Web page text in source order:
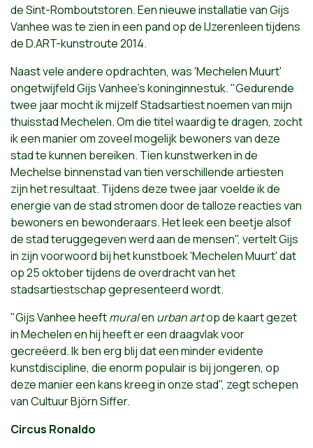
de Sint-Romboutstoren. Een nieuwe installatie van Gijs
Vanhee was te zien in een pand op de IJzerenleen tijdens
de D.ART-kunstroute 2014.
Naast vele andere opdrachten, was 'Mechelen Muurt'
ongetwijfeld Gijs Vanhee's koninginnestuk. "Gedurende
twee jaar mocht ik mijzelf Stadsartiest noemen van mijn
thuisstad Mechelen. Om die titel waardig te dragen, zocht
ik een manier om zoveel mogelijk bewoners van deze
stad te kunnen bereiken. Tien kunstwerken in de
Mechelse binnenstad van tien verschillende artiesten
zijn het resultaat. Tijdens deze twee jaar voelde ik de
energie van de stad stromen door de talloze reacties van
bewoners en bewonderaars. Het leek een beetje alsof
de stad teruggegeven werd aan de mensen", vertelt Gijs
in zijn voorwoord bij het kunstboek 'Mechelen Muurt' dat
op 25 oktober tijdens de overdracht van het
stadsartiestschap gepresenteerd wordt.
"Gijs Vanhee heeftmuralen urban artop de kaart gezet
in Mechelen en hij heeft er een draagvlak voor
gecreëerd. Ik ben erg blij dat een minder evidente
kunstdiscipline, die enorm populair is bij jongeren, op
deze manier een kans kreeg in onze stad", zegt schepen
van Cultuur Björn Siffer.
Circus Ronaldo